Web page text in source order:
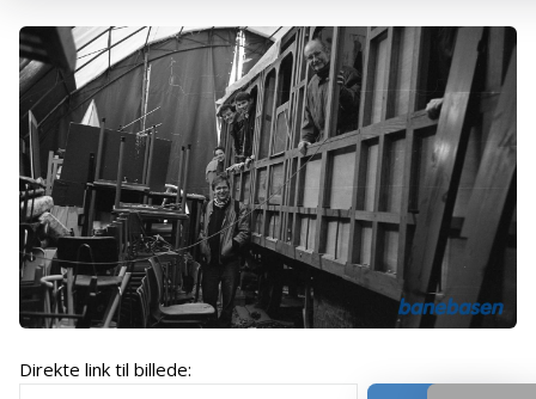
Direkte link til billede: